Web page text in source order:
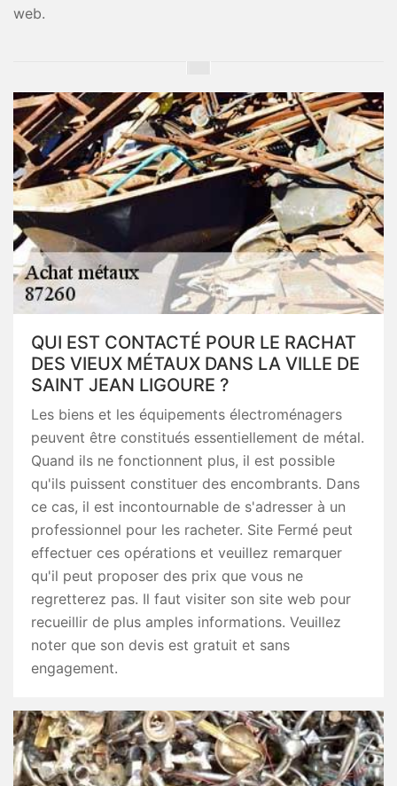
web.
QUI EST CONTACTÉ POUR LE RACHAT
DES VIEUX MÉTAUX DANS LA VILLE DE
SAINT JEAN LIGOURE ?
Les biens et les équipements électroménagers
peuvent être constitués essentiellement de métal.
Quand ils ne fonctionnent plus, il est possible
qu'ils puissent constituer des encombrants. Dans
ce cas, il est incontournable de s'adresser à un
professionnel pour les racheter. Site Fermé peut
effectuer ces opérations et veuillez remarquer
qu'il peut proposer des prix que vous ne
regretterez pas. Il faut visiter son site web pour
recueillir de plus amples informations. Veuillez
noter que son devis est gratuit et sans
engagement.